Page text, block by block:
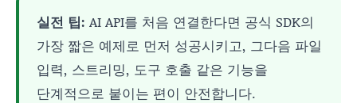
실전 팁: AI API를 처음 연결한다면 공식 SDK의
가장 짧은 예제로 먼저 성공시키고, 그다음 파일
입력, 스트리밍, 도구 호출 같은 기능을
단계적으로 붙이는 편이 안전합니다.